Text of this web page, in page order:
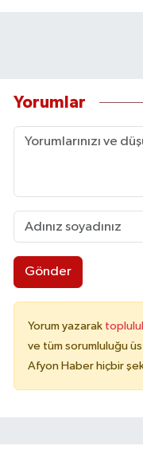
Yorumlar
Gönder
Yorum yazarak
ve tüm sorumluluğu
Afyon Haber hiçbir